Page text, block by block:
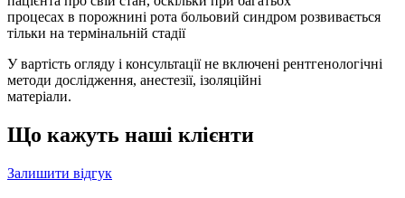
процесах в порожнині рота больовий синдром розвивається
тільки на термінальній стадії
У вартість огляду і консультації не включені рентгенологічні
методи дослідження, анестезії, ізоляційні
матеріали.
Що кажуть наші клієнти
Залишити відгук